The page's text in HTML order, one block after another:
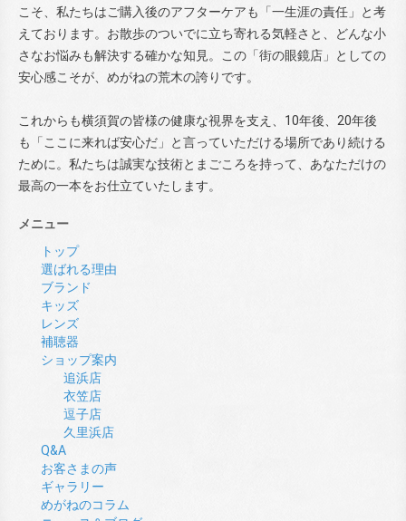
こそ、私たちはご購入後のアフターケアも「一生涯の責任」と考
えております。お散歩のついでに立ち寄れる気軽さと、どんな小
さなお悩みも解決する確かな知見。この「街の眼鏡店」としての
安心感こそが、めがねの荒木の誇りです。
これからも横須賀の皆様の健康な視界を支え、10年後、20年後
も「ここに来れば安心だ」と言っていただける場所であり続ける
ために。私たちは誠実な技術とまごころを持って、あなただけの
最高の一本をお仕立ていたします。
メニュー
トップ
選ばれる理由
ブランド
キッズ
レンズ
補聴器
ショップ案内
追浜店
衣笠店
逗子店
久里浜店
Q&A
お客さまの声
ギャラリー
めがねのコラム